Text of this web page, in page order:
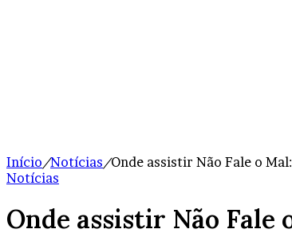
Início/Notícias/Onde assistir Não Fale o
Notícias
Onde assistir Não